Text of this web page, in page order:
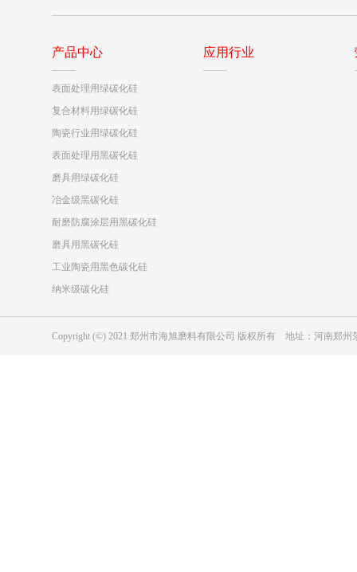
产品中心
表面处理用绿碳化硅
复合材料用绿碳化硅
陶瓷行业用绿碳化硅
表面处理用黑碳化硅
磨具用绿碳化硅
冶金级黑碳化硅
耐磨防腐涂层用黑碳化硅
磨具用黑碳化硅
工业陶瓷用黑色碳化硅
纳米级碳化硅
应用行业
Copyright (©) 2021 郑州市海旭磨料有限公司 版权所有 地址：河南郑